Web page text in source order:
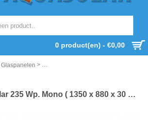
0 product(en) - €0,00
Glaspanelen > Victron BlueSolar 235 Wp. Mono (
Victron BlueSolar 235 Wp. Mono ( 1350 x 880 x 30 mm)